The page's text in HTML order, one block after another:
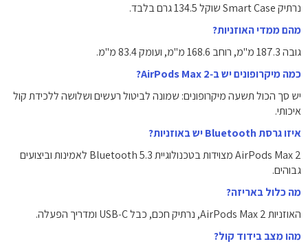
נרתיק Smart Case שוקל 134.5 גרם בלבד.
מהם ממדי האוזניות?
גובה 187.3 מ"מ, רוחב 168.6 מ"מ, ועומק 83.4 מ"מ.
כמה מיקרופונים יש ב‑AirPods Max 2?
יש סך הכול תשעה מיקרופונים: שמונה לביטול רעשים ושלושה ללכידת קול
איכותי.
איזו גרסת Bluetooth יש באוזניות?
AirPods Max 2 מצוידות בטכנולוגיית Bluetooth 5.3 לאמינות וביצועים
גבוהים.
מה כלול באריזה?
האוזניות AirPods Max 2, נרתיק חכם, כבל USB‑C ומדריך הפעלה.
מהו מצב בידוד קול?